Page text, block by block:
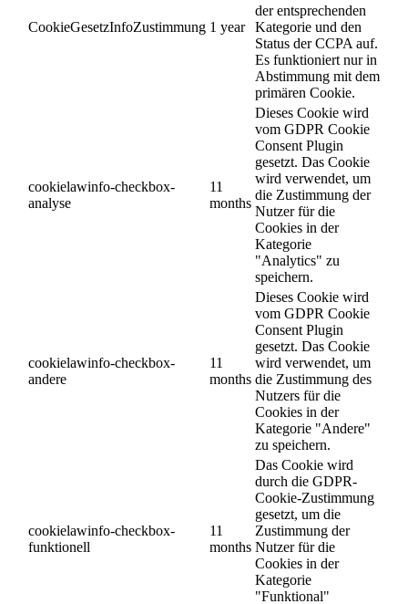
CookieGesetzInfoZustimmung 1 year
der entsprechenden
Kategorie und den
Status der CCPA auf.
Es funktioniert nur in
Abstimmung mit dem
primären Cookie.
cookielawinfo-checkbox-
analyse
11
months
Dieses Cookie wird
vom GDPR Cookie
Consent Plugin
gesetzt. Das Cookie
wird verwendet, um
die Zustimmung der
Nutzer für die
Cookies in der
Kategorie
"Analytics" zu
speichern.
cookielawinfo-checkbox-
andere
11
months
Dieses Cookie wird
vom GDPR Cookie
Consent Plugin
gesetzt. Das Cookie
wird verwendet, um
die Zustimmung des
Nutzers für die
Cookies in der
Kategorie "Andere"
zu speichern.
cookielawinfo-checkbox-
funktionell
11
months
Das Cookie wird
durch die GDPR-
Cookie-Zustimmung
gesetzt, um die
Zustimmung der
Nutzer für die
Cookies in der
Kategorie
"Funktional"